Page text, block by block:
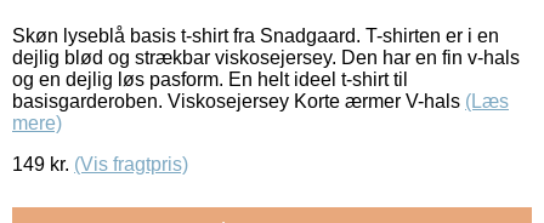
Skøn lyseblå basis t-shirt fra Snadgaard. T-shirten er i en
dejlig blød og strækbar viskosejersey. Den har en fin v-hals
og en dejlig løs pasform. En helt ideel t-shirt til
basisgarderoben. Viskosejersey Korte ærmer V-hals (Læs
mere)
149 kr. (Vis fragtpris)